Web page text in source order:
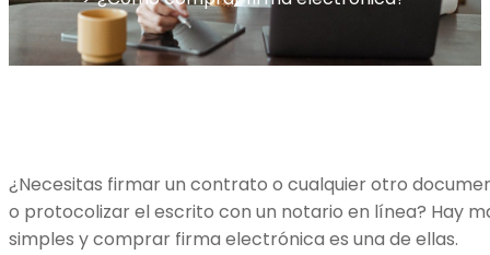
¿Necesitas firmar un contrato o cualquier otro
o protocolizar el escrito con un notario en línea? Hay
simples y comprar firma electrónica es una de ellas.